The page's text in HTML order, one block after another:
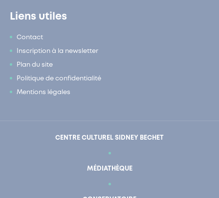
Liens utiles
Contact
Inscription à la newsletter
Plan du site
Politique de confidentialité
Mentions légales
CENTRE CULTUREL SIDNEY BECHET
MÉDIATHÈQUE